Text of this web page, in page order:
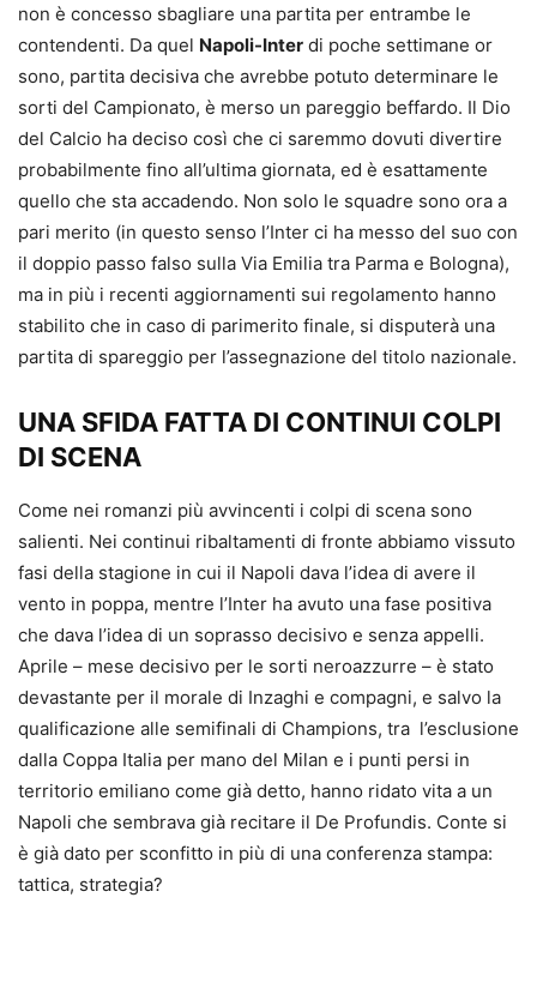
non è concesso sbagliare una partita per entrambe le
contendenti. Da quel Napoli-Inter di poche settimane or
sono, partita decisiva che avrebbe potuto determinare le
sorti del Campionato, è merso un pareggio beffardo. Il Dio
del Calcio ha deciso così che ci saremmo dovuti divertire
probabilmente fino all’ultima giornata, ed è esattamente
quello che sta accadendo. Non solo le squadre sono ora a
pari merito (in questo senso l’Inter ci ha messo del suo con
il doppio passo falso sulla Via Emilia tra Parma e Bologna),
ma in più i recenti aggiornamenti sui regolamento hanno
stabilito che in caso di parimerito finale, si disputerà una
partita di spareggio per l’assegnazione del titolo nazionale.
UNA SFIDA FATTA DI CONTINUI COLPI
DI SCENA
Come nei romanzi più avvincenti i colpi di scena sono
salienti. Nei continui ribaltamenti di fronte abbiamo vissuto
fasi della stagione in cui il Napoli dava l’idea di avere il
vento in poppa, mentre l’Inter ha avuto una fase positiva
che dava l’idea di un soprasso decisivo e senza appelli.
Aprile – mese decisivo per le sorti neroazzurre – è stato
devastante per il morale di Inzaghi e compagni, e salvo la
qualificazione alle semifinali di Champions, tra l’esclusione
dalla Coppa Italia per mano del Milan e i punti persi in
territorio emiliano come già detto, hanno ridato vita a un
Napoli che sembrava già recitare il De Profundis. Conte si
è già dato per sconfitto in più di una conferenza stampa:
tattica, strategia?